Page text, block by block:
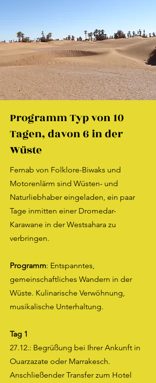
Programm Typ von 10
Tagen, davon 6 in der
Wüste
Fernab von Folklore-Biwaks und
Motorenlärm sind Wüsten- und
Naturliebhaber eingeladen, ein paar
Tage inmitten einer Dromedar-
Karawane in der Westsahara zu
verbringen.
Programm: Entspanntes,
gemeinschaftliches Wandern in der
Wüste. Kulinarische Verwöhnung,
musikalische Unterhaltung.
Tag 1
27.12.: Begrüßung bei Ihrer Ankunft in
Ouarzazate oder Marrakesch.
Anschließender Transfer zum Hotel